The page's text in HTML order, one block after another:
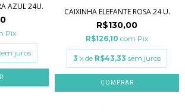
AZUL 24U.
Pix
juros
CAIXINHA ELEFANTE ROSA 24 U.
R$130,00
R$126,10 com Pix
3 x de R$43,33 sem juros